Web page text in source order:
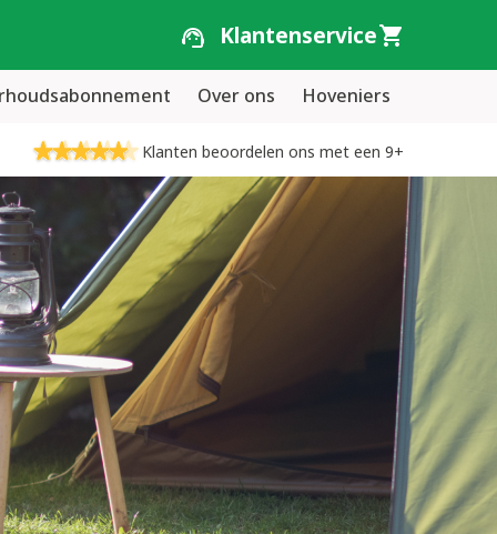
Klantenservice
Over ons Hoveniers
Klanten beoordelen ons met een 9+